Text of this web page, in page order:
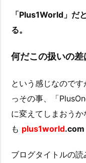
「Plus1World」だ
る。
何だこの扱いの差
という感じなので
っその事、「
に変えてしまおう
も plus1world.com
ブログタイトルの読